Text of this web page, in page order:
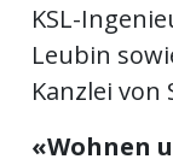
KSL-
Leubin
Kanzlei von
«Wohnen